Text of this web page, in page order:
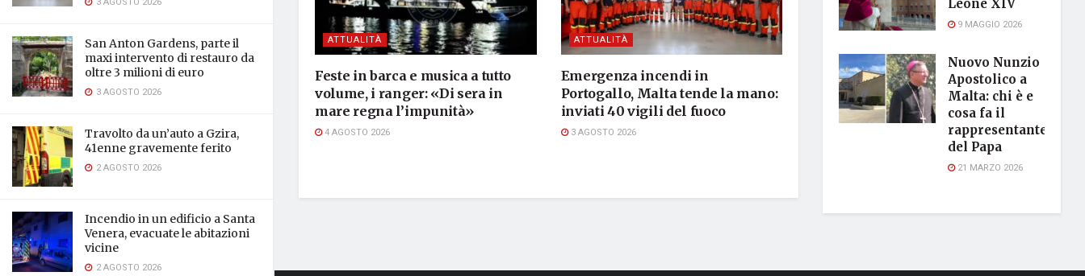
San Anton Gardens, parte il
maxi intervento di restauro da
oltre 3 milioni di euro
3 AGOSTO 2026
Travolto da un’auto a Gzira,
41enne gravemente ferito
2 AGOSTO 2026
Incendio in un edificio a Santa
Venera, evacuate le abitazioni
vicine
2 AGOSTO 2026
ATTUALITÀ
Feste in barca e musica a tutto
volume, i ranger: «Di sera in
mare regna l’impunità»
4 AGOSTO 2026
ATTUALITÀ
Emergenza incendi in
Portogallo, Malta tende la mano:
inviati 40 vigili del fuoco
3 AGOSTO 2026
Leone XIV
9 MAGGIO 2026
Nuovo Nunzio
Apostolico a
Malta: chi è e
cosa fa il
rappresentante
del Papa
21 MARZO 2026